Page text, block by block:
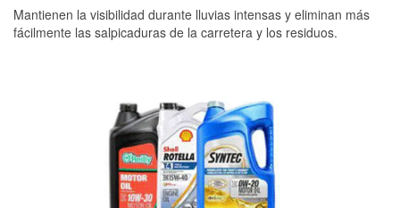
Mantienen la visibilidad durante lluvias intensas y eliminan más
fácilmente las salpicaduras de la carretera y los residuos.